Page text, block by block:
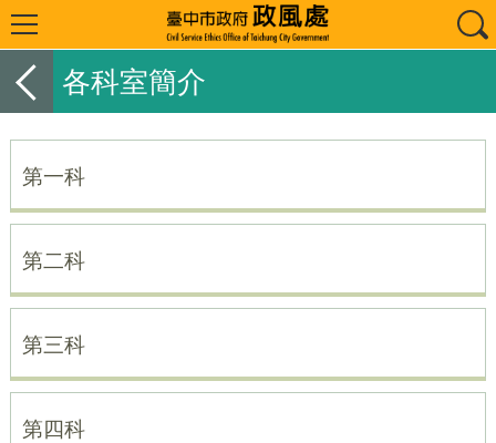
各科室簡介
第一科
第二科
第三科
第四科